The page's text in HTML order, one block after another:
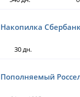
Накопилка Сбербанк
30 дн.
Пополняемый